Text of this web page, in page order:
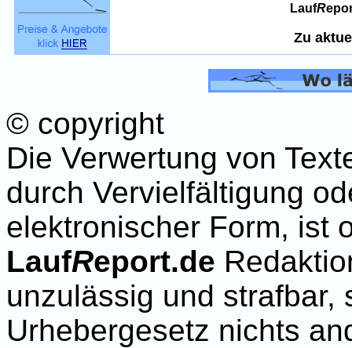
LaufR
Zu
© copyright
Die Verwertung von
durch Vervielfältigung
elektronischer Form, ist
LaufReport.de
unzulässig und strafbar,
Urhebergesetz nichts